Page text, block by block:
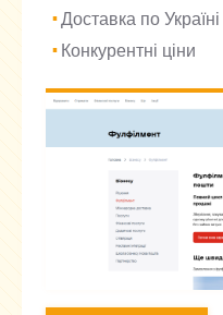
Доставка по Україні
Конкурентні ціни